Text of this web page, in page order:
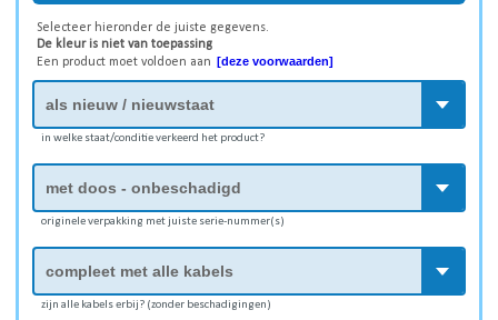
Selecteer hieronder de juiste gegevens.
De kleur is niet van toepassing
Een product moet voldoen aan [deze voorwaarden]
in welke staat/conditie verkeerd het product?
originele verpakking met juiste serie-nummer(s)
zijn alle kabels erbij? (zonder beschadigingen)